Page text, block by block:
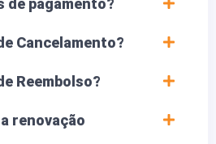
de pagamento?
Cancelamento?
Reembolso?
renovação